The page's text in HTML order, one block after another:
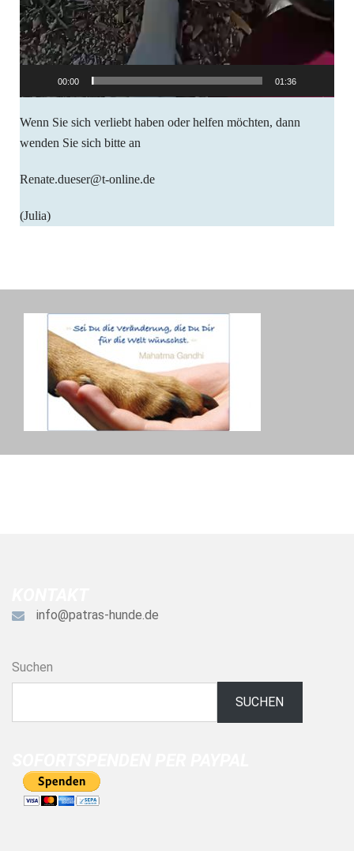
00:00 01:36
Wenn Sie sich verliebt haben oder helfen möchten, dann
wenden Sie sich bitte an
Renate.dueser@t-online.de
(Julia)
info@patras-hunde.de
Suchen
SUCHEN